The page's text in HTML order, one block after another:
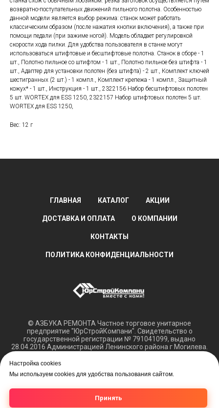
Настройка cookies
Мы используем cookies для удобства пользования сайтом.
Принять
возвратно-поступательных движений пильного полотна. Особенностью
данной модели является выбор режима: станок может работать
классическим образом (после нажатия кнопки включения), а также при
помощи педали (при зажиме ногой). Модель обладает регулировкой
скорости хода пилки. Для удобства пользователя в станке могут
использоваться штифтовые и бесштифтовые полотна. Станок в сборе - 1
шт., Полотно пильное со штифтом - 1 шт., Полотно пильное без штифта - 1
шт., Адаптер для установки полотен (без штифта) - 2 шт., Комплект ключей
шестигранных (2 шт.) - 1 компл., Комплект крепежа - 1 компл., Защитный
кожух* - 1 шт., Инструкция - 1 шт., 2322156 Набор бесштифтовых полотен
5 шт. WORTEX для ESS 1250, 2322157 Набор штифтовых полотен 5 шт.
WORTEX для ESS 1250,
Вес: 12 г
ГЛАВНАЯ КАТАЛОГ АКЦИИ
ДОСТАВКА И ОПЛАТА О КОМПАНИИ
КОНТАКТЫ
ПОЛИТИКА КОНФИДЕНЦИАЛЬНОСТИ
© АЗБУКА РЕМОНТА Частное торговое унитарное
предприятие "ЮрСтройКомпани". Свидетельство о
государственной регистрации № 791041099, выдано
28.04.2016 Администрацией Ленинского района г Могилева.
Обращаем ваше внимание, что вся представленная
информация касающаяся технических характеристик,
офертой.